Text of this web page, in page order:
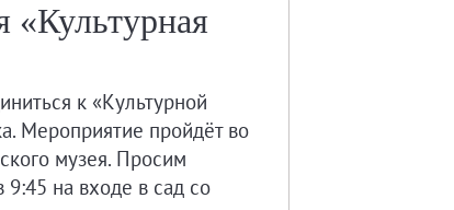
«Культурная
к «Культурной
Мероприятие пройдёт во
музея. Просим
9:45 на входе в сад со